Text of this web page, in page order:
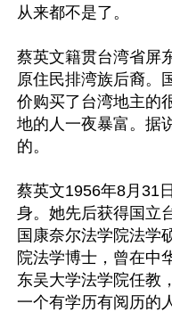
从来都不是了。
蔡英文籍贯台湾省屏
原住民排湾族后裔。
价购买了台湾地主的
地的人一夜暴富。据
的。
蔡英文1956年8月31
身。她先后获得国立
国康奈尔法学院法学
院法学博士，曾在中
东吴大学法学院任教
一个有学历有阅历的